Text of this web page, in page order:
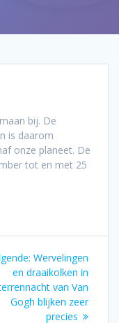
bij. De
is daarom
onze planeet. De
tot en met 25
Volgend
bericht:
Wervelingen
en draaikolken in
van Van
Gogh blijken zeer
precies